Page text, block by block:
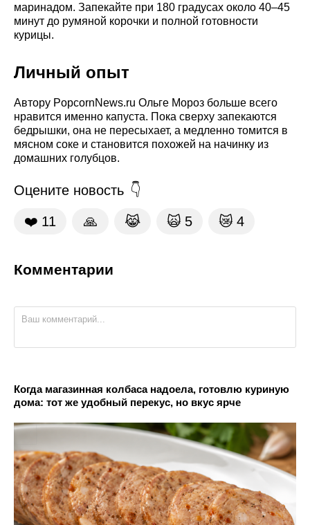
маринадом. Запекайте при 180 градусах около 40–45
минут до румяной корочки и полной готовности
курицы.
Личный опыт
Автору PopcornNews.ru Ольге Мороз больше всего
нравится именно капуста. Пока сверху запекаются
бедрышки, она не пересыхает, а медленно томится в
мясном соке и становится похожей на начинку из
домашних голубцов.
Оцените новость
❤️ 11 🙏 😹 🙀 5 😿 4
Комментарии
Когда магазинная колбаса надоела, готовлю куриную
дома: тот же удобный перекус, но вкус ярче